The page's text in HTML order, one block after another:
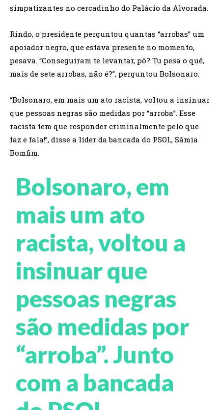
simpatizantes no cercadinho do Palácio da Alvorada.
Rindo, o presidente perguntou quantas “arrobas” um
apoiador negro, que estava presente no momento,
pesava. “Conseguiram te levantar, pô? Tu pesa o quê,
mais de sete arrobas, não é?”, perguntou Bolsonaro.
“Bolsonaro, em mais um ato racista, voltou a insinuar
que pessoas negras são medidas por “arroba”. Esse
racista tem que responder criminalmente pelo que
faz e fala!”, disse a líder da bancada do PSOL, Sâmia
Bomfim.
Bolsonaro, em
mais um ato
racista, voltou a
insinuar que
pessoas negras
são medidas por
“arroba”. Junto
com a bancada